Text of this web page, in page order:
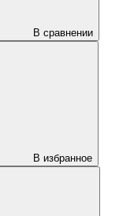
В сравнении
В избранное